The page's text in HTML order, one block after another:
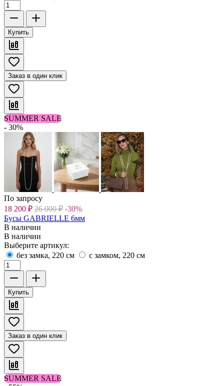
Купить
Заказ в один клик
SUMMER SALE
- 30%
По запросу
18 200 ₽ 26 000 ₽ -30%
Бусы GABRIELLE 6мм
В наличии
В наличии
Выберите артикул:
без замка, 220 см
с замком, 220 см
Купить
Заказ в один клик
SUMMER SALE